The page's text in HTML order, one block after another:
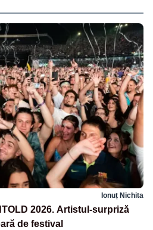
Ionuț Nichita
2026. Artistul-surpriză
de festival